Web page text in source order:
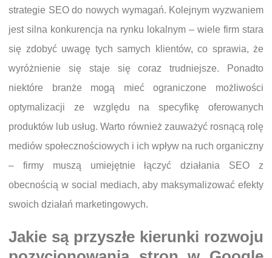
strategie SEO do nowych wymagań. Kolejnym wyzwaniem
jest silna konkurencja na rynku lokalnym – wiele firm stara
się zdobyć uwagę tych samych klientów, co sprawia, że
wyróżnienie się staje się coraz trudniejsze. Ponadto
niektóre branże mogą mieć ograniczone możliwości
optymalizacji ze względu na specyfikę oferowanych
produktów lub usług. Warto również zauważyć rosnącą rolę
mediów społecznościowych i ich wpływ na ruch organiczny
– firmy muszą umiejętnie łączyć działania SEO z
obecnością w social mediach, aby maksymalizować efekty
swoich działań marketingowych.
Jakie są przyszłe kierunki rozwoju